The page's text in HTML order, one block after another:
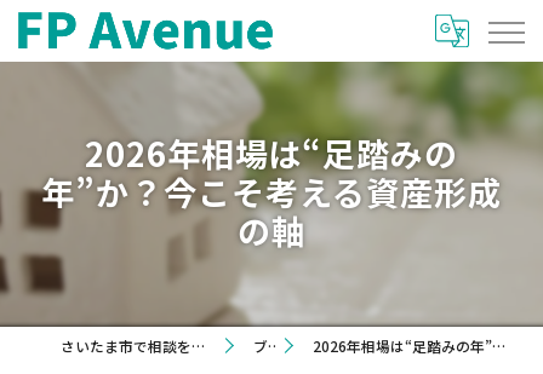
2026年相場は“足踏みの
年”か？今こそ考える資産形成
の軸
さいたま市で相談を希望するならFP Avenue ブログ 2026年相場は“足踏みの年”か？今こそ考える資産形成の軸